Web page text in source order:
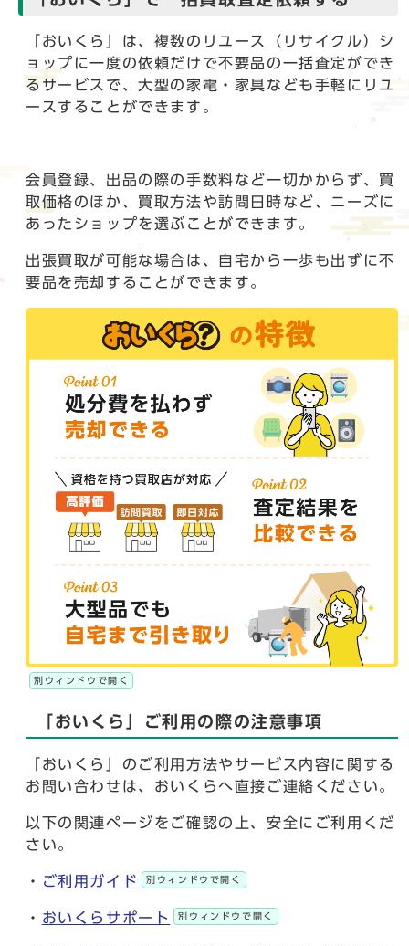
「おいくら」は、複数のリユース（リサイクル）シ
ョップに一度の依頼だけで不要品の一括査定ができ
るサービスで、大型の家電・家具なども手軽にリユ
ースすることができます。
会員登録、出品の際の手数料など一切かからず、買
取価格のほか、買取方法や訪問日時など、ニーズに
あったショップを選ぶことができます。
出張買取が可能な場合は、自宅から一歩も出ずに不
要品を売却することができます。
別ウィンドウで開く
「おいくら」ご利用の際の注意事項
「おいくら」のご利用方法やサービス内容に関する
お問い合わせは、おいくらへ直接ご連絡ください。
以下の関連ページをご確認の上、安全にご利用くだ
さい。
・ ご利用ガイド 別ウィンドウで開く
・ おいくらサポート 別ウィンドウで開く